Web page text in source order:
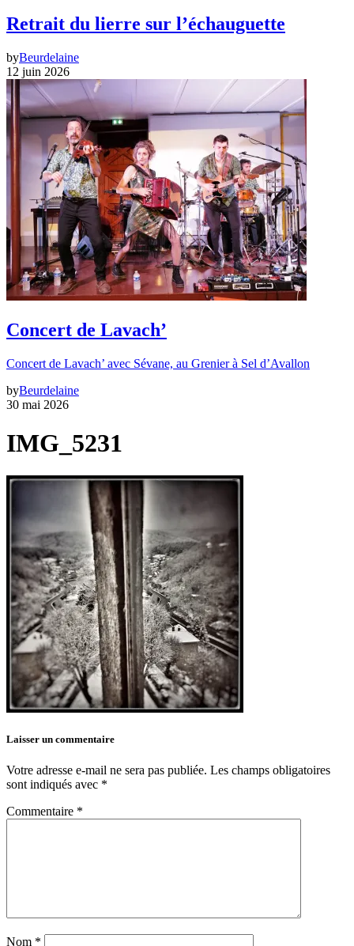
Retrait du lierre sur l’échauguette
byBeurdelaine
12 juin 2026
Concert de Lavach’
Concert de Lavach’ avec Sévane, au Grenier à Sel d’Avallon
byBeurdelaine
30 mai 2026
IMG_5231
Laisser un commentaire
Votre adresse e-mail ne sera pas publiée. Les champs obligatoires
sont indiqués avec *
Commentaire *
Nom *